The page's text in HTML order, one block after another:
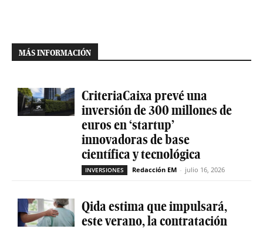
MÁS INFORMACIÓN
CriteriaCaixa prevé una
inversión de 300 millones de
euros en ‘startup’
innovadoras de base
científica y tecnológica
INVERSIONES Redacción EM - julio 16, 2026
Qida estima que impulsará,
este verano, la contratación